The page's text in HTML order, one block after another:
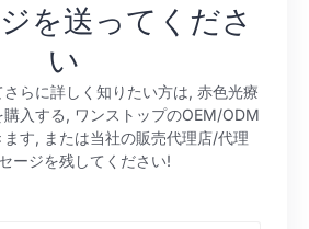
を送ってくださ
い
らに詳しく知りたい方は, 赤色光療
入する, ワンストップのOEM/ODM
す, または当社の販売代理店/代理
ージを残してください!